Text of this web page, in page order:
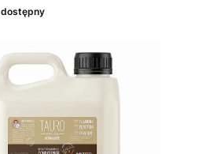
dostępny